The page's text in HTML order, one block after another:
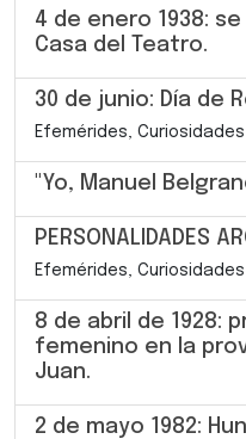
4 de enero 1938:
Casa del Teatro.
30 de junio: Día de
Efemérides,
"Yo, Manuel
PERSONALIDADES
Efemérides,
8 de abril de 1928:
femenino en la
Juan.
2 de mayo 1982: